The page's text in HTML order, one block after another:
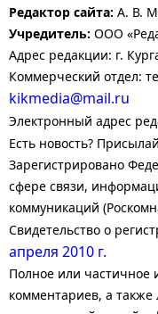
Редактор сайта: А. В.
Учредитель: ООО
Адрес редакции: г.
Коммерческий отдел:
kikmedia@mail.ru
Электронный адрес
Есть новость?
Зарегистрировано
сфере связи,
коммуникаций
Свидетельство о
апреля 2010 г.
Полное или частичное
комментариев, а